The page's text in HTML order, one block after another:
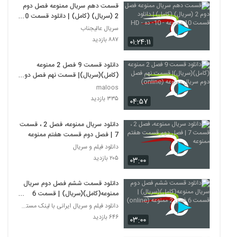
۰۱:۲۴:۱۱
قسمت دهم سریال ممنوعه فصل دوم
2 (سریال) (کامل) | دانلود قسمت 10
ممنوعه - 10- ده - HD
سریال عالیجناب
۸۸۷ بازدید
۰۴:۵۷
دانلود قسمت 9 فصل 2 ممنوعه
(کامل)(سریال)| قسمت نهم فصل دوم
سریال ممنوعه (online)
maloos
۳۳۵ بازدید
۰۳:۰۰
دانلود سریال ممنوعه، فصل 2 ، قسمت
7 | فصل دوم قسمت هفتم ممنوعه
دانلود فیلم و سریال
۲۰۵ بازدید
۰۳:۰۰
دانلود قسمت ششم فصل دوم سریال
ممنوعه(کامل)(سریال) | قسمت 6
فصل 2 ممنوعه (online)
دانلود فیلم و سریال ایرانی با لینک مستقیم
۶۴۶ بازدید